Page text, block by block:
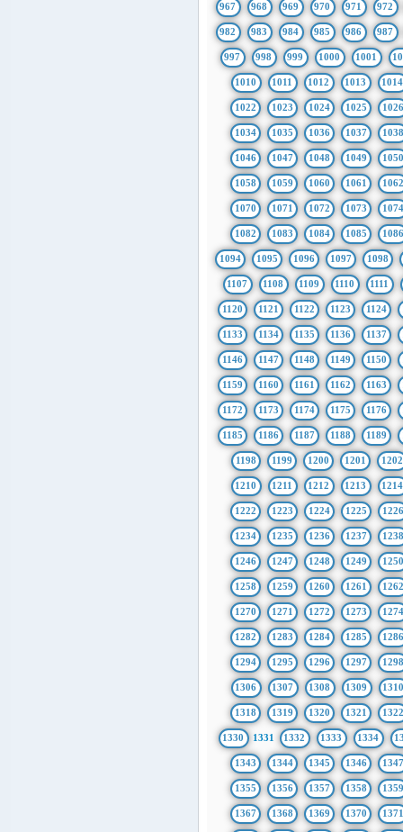
967 968 969 970 971 972
982 983 984 985 986 987
997 998 999 1000 1001
1010 1011 1012 1013 1014
1022 1023 1024 1025 1026
1034 1035 1036 1037 1038
1046 1047 1048 1049 1050
1058 1059 1060 1061 1062
1070 1071 1072 1073 1074
1082 1083 1084 1085 1086
1094 1095 1096 1097 1098
1107 1108 1109 1110 1111
1120 1121 1122 1123 1124
1133 1134 1135 1136 1137
1146 1147 1148 1149 1150
1159 1160 1161 1162 1163
1172 1173 1174 1175 1176
1185 1186 1187 1188 1189
1198 1199 1200 1201 1202
1210 1211 1212 1213 1214
1222 1223 1224 1225 1226
1234 1235 1236 1237 1238
1246 1247 1248 1249 1250
1258 1259 1260 1261 1262
1270 1271 1272 1273 1274
1282 1283 1284 1285 1286
1294 1295 1296 1297 1298
1306 1307 1308 1309
1318 1319 1320 1321 1322
1330 1331 1332 1333 1334
1343 1344 1345 1346 1347
1355 1356 1357 1358 1359
1367 1368 1369 1370 1371